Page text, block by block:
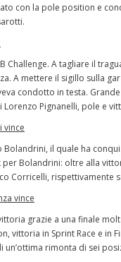
con la pole position e
Challenge. A tagliare il
A mettere il sigillo sulla
condotto in testa.
Pignanelli, pole e
vince
il quale ha
Bolandrini: oltre alla
Corricelli, rispettivamente
vince
grazie a una finale
vittoria in Sprint Race e
un’ottima rimonta di sei